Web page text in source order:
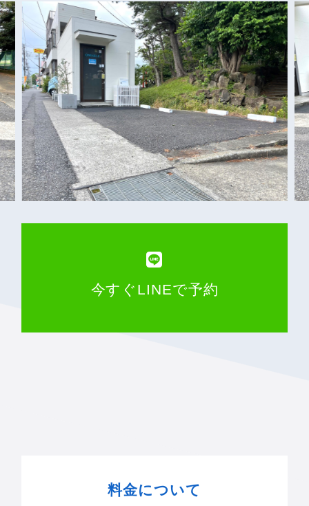
今すぐLINEで予約
料金について